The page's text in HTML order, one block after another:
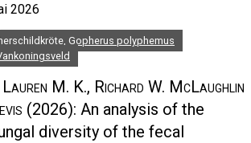
2026
Gopherus polyphemus
Lauren M. K., Richard W. McLaughlin
(2026): An analysis of the
diversity of the fecal